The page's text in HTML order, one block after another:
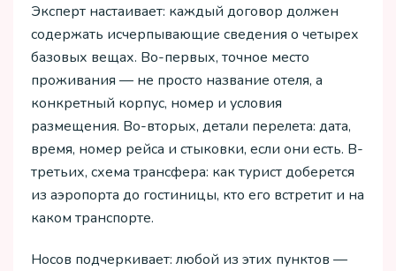
Эксперт настаивает: каждый договор должен
содержать исчерпывающие сведения о четырех
базовых вещах. Во-первых, точное место
проживания — не просто название отеля, а
конкретный корпус, номер и условия
размещения. Во-вторых, детали перелета: дата,
время, номер рейса и стыковки, если они есть. В-
третьих, схема трансфера: как турист доберется
из аэропорта до гостиницы, кто его встретит и на
каком транспорте.
Носов подчеркивает: любой из этих пунктов —